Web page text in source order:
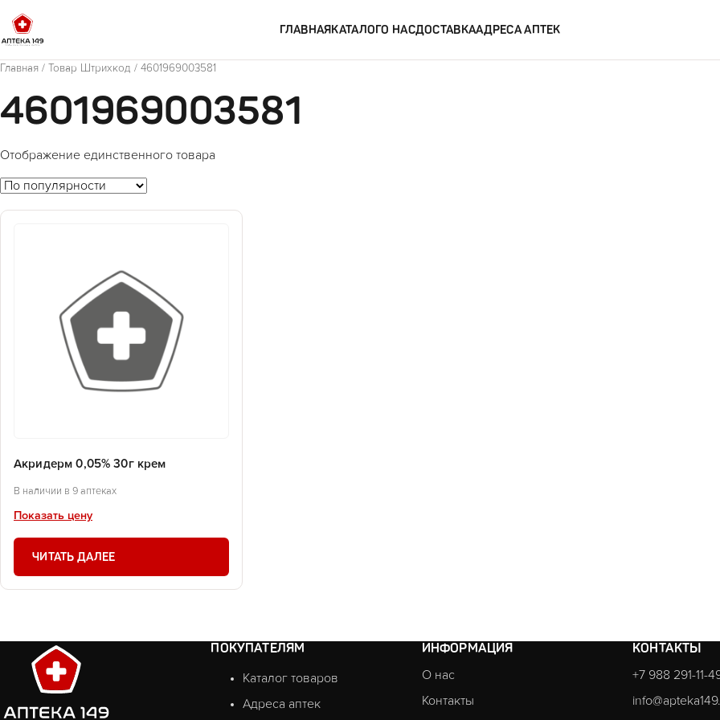
ГЛАВНАЯКАТАЛОГО НАСДОСТАВКААДРЕСА АПТЕК
Главная / Товар Штрихкод / 4601969003581
4601969003581
Отображение единственного товара
Акридерм 0,05% 30г крем
В наличии в 9 аптеках
Показать цену
ЧИТАТЬ ДАЛЕЕ
ПОКУПАТЕЛЯМ
Каталог товаров
Адреса аптек
ИНФОРМАЦИЯ
О нас
Контакты
КОНТАКТЫ
+7 988 291-11-